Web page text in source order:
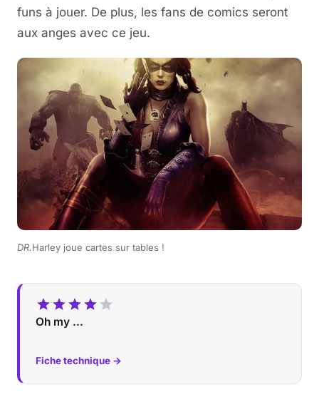
funs à jouer. De plus, les fans de comics seront
aux anges avec ce jeu.
DR.Harley joue cartes sur tables !
Oh my ...
Fiche technique →